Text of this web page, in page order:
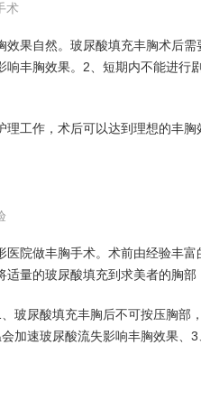
术
果自然。玻尿酸填充丰胸术后需
丰胸效果。2、短期内不能进行
工作，术后可以达到理想的丰胸
院做丰胸手术。术前由经验丰富
量的玻尿酸填充到求美者的胸部
尿酸填充丰胸后不可按压胸部
加速玻尿酸流失影响丰胸效果、